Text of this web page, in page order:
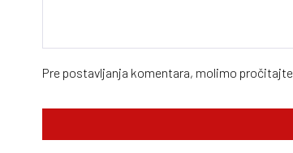
Pre postavljanja komentara, molimo pročitajte